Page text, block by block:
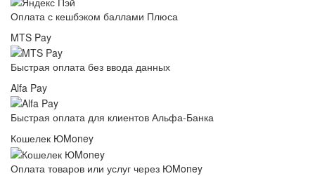
Оплата с кешбэком баллами Плюса
MTS Pay
Быстрая оплата без ввода данных
Alfa Pay
Быстрая оплата для клиентов Альфа-Банка
Кошелек ЮMoney
Оплата товаров или услуг через ЮMoney